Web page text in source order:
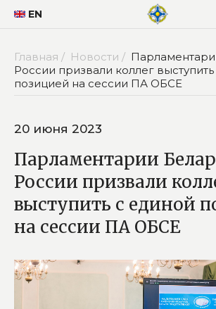
EN
Главная / Новости /
России призвали коллег
позицией на сессии ПА ОБСЕ
20 июня 2023
Парламентарии
России призвали
выступить с единой
на сессии ПА ОБСЕ